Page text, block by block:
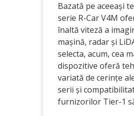
Bazată pe aceeași
serie R-Car V4M
înaltă viteză a
mașină, radar și
selecta, acum, cea
dispozitive oferă
variată de cerințe
serii și
furnizorilor Tier-1